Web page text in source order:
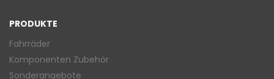
PRODUKTE
Fahrräder
Komponenten Zubehör
Sonderangebote